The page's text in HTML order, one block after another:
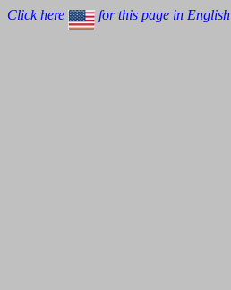
Click here for this page in English